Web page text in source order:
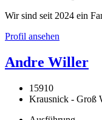
Wir sind seit 2024 ein
Profil ansehen
Andre Willer
15910
Krausnick - Groß